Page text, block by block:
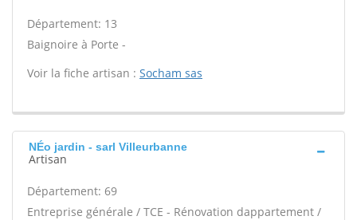
Département: 13
Baignoire à Porte -
Voir la fiche artisan : Socham sas
NÉo jardin - sarl Villeurbanne
Artisan
Département: 69
Entreprise générale / TCE - Rénovation dappartement /